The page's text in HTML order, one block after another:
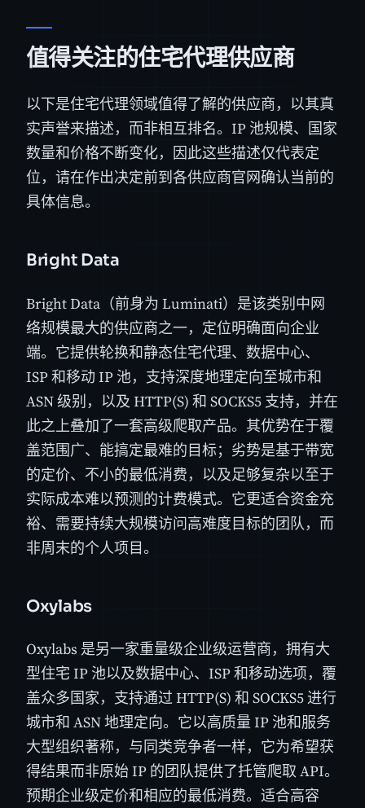
值得关注的住宅代理供应商
以下是住宅代理领域值得了解的供应商，以其真
实声誉来描述，而非相互排名。IP 池规模、国家
数量和价格不断变化，因此这些描述仅代表定
位，请在作出决定前到各供应商官网确认当前的
具体信息。
Bright Data
Bright Data（前身为 Luminati）是该类别中网
络规模最大的供应商之一，定位明确面向企业
端。它提供轮换和静态住宅代理、数据中心、
ISP 和移动 IP 池，支持深度地理定向至城市和
ASN 级别，以及 HTTP(S) 和 SOCKS5 支持，并在
此之上叠加了一套高级爬取产品。其优势在于覆
盖范围广、能搞定最难的目标；劣势是基于带宽
的定价、不小的最低消费，以及足够复杂以至于
实际成本难以预测的计费模式。它更适合资金充
裕、需要持续大规模访问高难度目标的团队，而
非周末的个人项目。
Oxylabs
Oxylabs 是另一家重量级企业级运营商，拥有大
型住宅 IP 池以及数据中心、ISP 和移动选项，覆
盖众多国家，支持通过 HTTP(S) 和 SOCKS5 进行
城市和 ASN 地理定向。它以高质量 IP 池和服务
大型组织著称，与同类竞争者一样，它为希望获
得结果而非原始 IP 的团队提供了托管爬取 API。
预期企业级定价和相应的最低消费。适合高容